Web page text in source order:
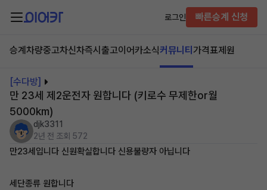
로그인 빠른승계 신청
승계차량중고차신차즉시출고이어카소식커뮤니티 가격표제원
[수다방]
만 23세 제2운전자 원합니다 (키로수 무제한or월
5000km)
djk3311
2년 전 조회 572
만23세입니다 신원확실합니다 신용불량자 아닙니다
세단종류 원합니다